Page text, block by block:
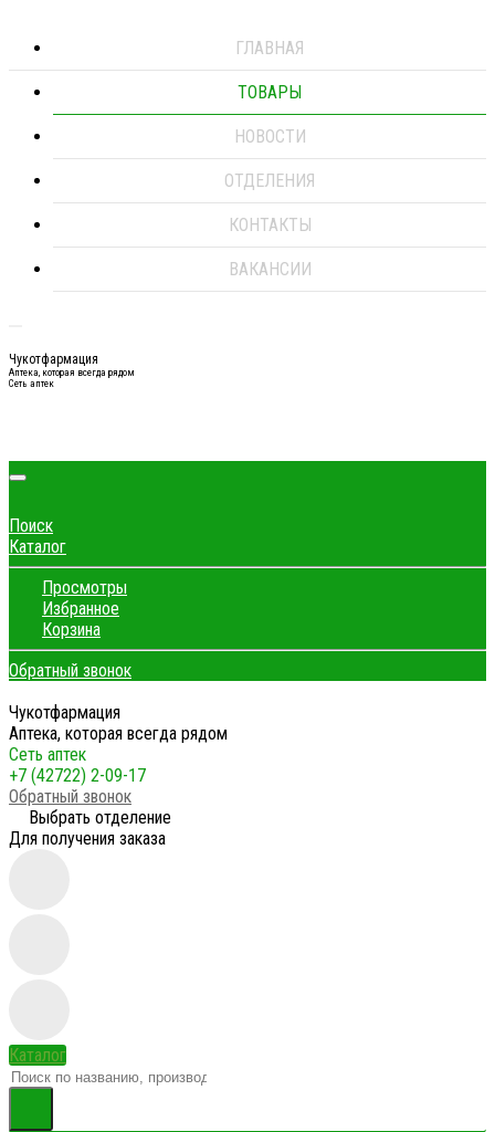
ГЛАВНАЯ
ТОВАРЫ
НОВОСТИ
ОТДЕЛЕНИЯ
КОНТАКТЫ
ВАКАНСИИ
Чукотфармация
Аптека, которая всегда рядом
Сеть аптек
Поиск
Каталог
Просмотры
Избранное
Корзина
Обратный звонок
Чукотфармация
Аптека, которая всегда рядом
Сеть аптек
+7 (42722) 2-09-17
Обратный звонок
Выбрать отделение
Для получения заказа
Каталог